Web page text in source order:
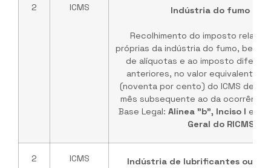
2 ICMS Indústria do fumo -
Recolhimento do imposto
próprias da indústria do fumo, bem
de alíquotas e ao imposto
anteriores, no valor equivalente a,
(noventa por cento) do ICMS
mês subsequente ao da
Base Legal: Alínea "b", Inciso I e
Geral do RICMS/MG
2 ICMS
Indústria de lubrificantes ou de